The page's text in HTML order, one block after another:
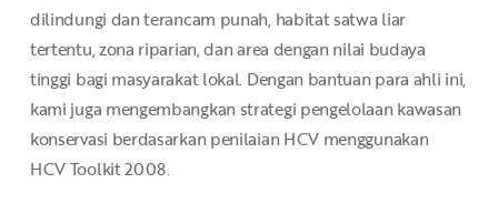
dilindungi dan terancam punah, habitat satwa liar
tertentu, zona riparian, dan area dengan nilai budaya
tinggi bagi masyarakat lokal. Dengan bantuan para ahli ini,
kami juga mengembangkan strategi pengelolaan kawasan
konservasi berdasarkan penilaian HCV menggunakan
HCV Toolkit 2008.